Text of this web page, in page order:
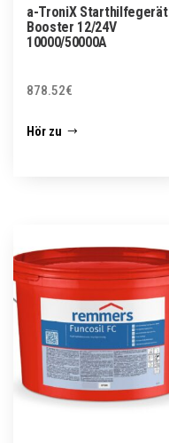
a-TroniX Starthilfegerät
Booster 12/24V
10000/50000A
878.52€
Hör zu